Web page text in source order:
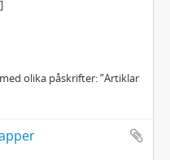
olika påskrifter: ”Artiklar